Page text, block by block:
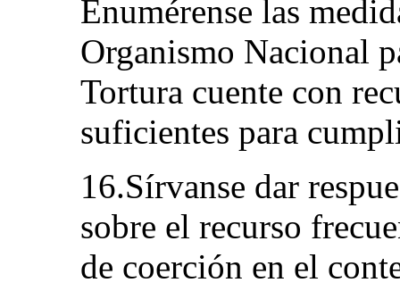
Enumérense las
Organismo Nacional
Tortura cuente con
suficientes para
16.Sírvanse dar
sobre el recurso
de coerción en el